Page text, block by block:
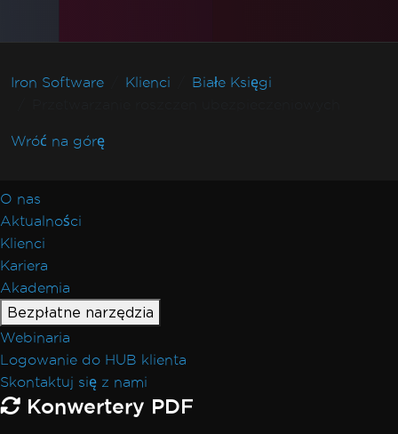
Iron Software Klienci
Białe Księgi
Wróć na górę
O nas
Aktualności
Klienci
Kariera
Akademia
Bezpłatne narzędzia
Webinaria
Logowanie do HUB klienta
Skontaktuj się z nami
Konwertery PDF